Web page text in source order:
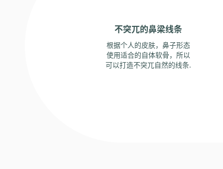
不突兀的鼻梁线条
根据个人的皮肤，鼻子形态
使用适合的自体软骨，所以
可以打造不突兀自然的线条.